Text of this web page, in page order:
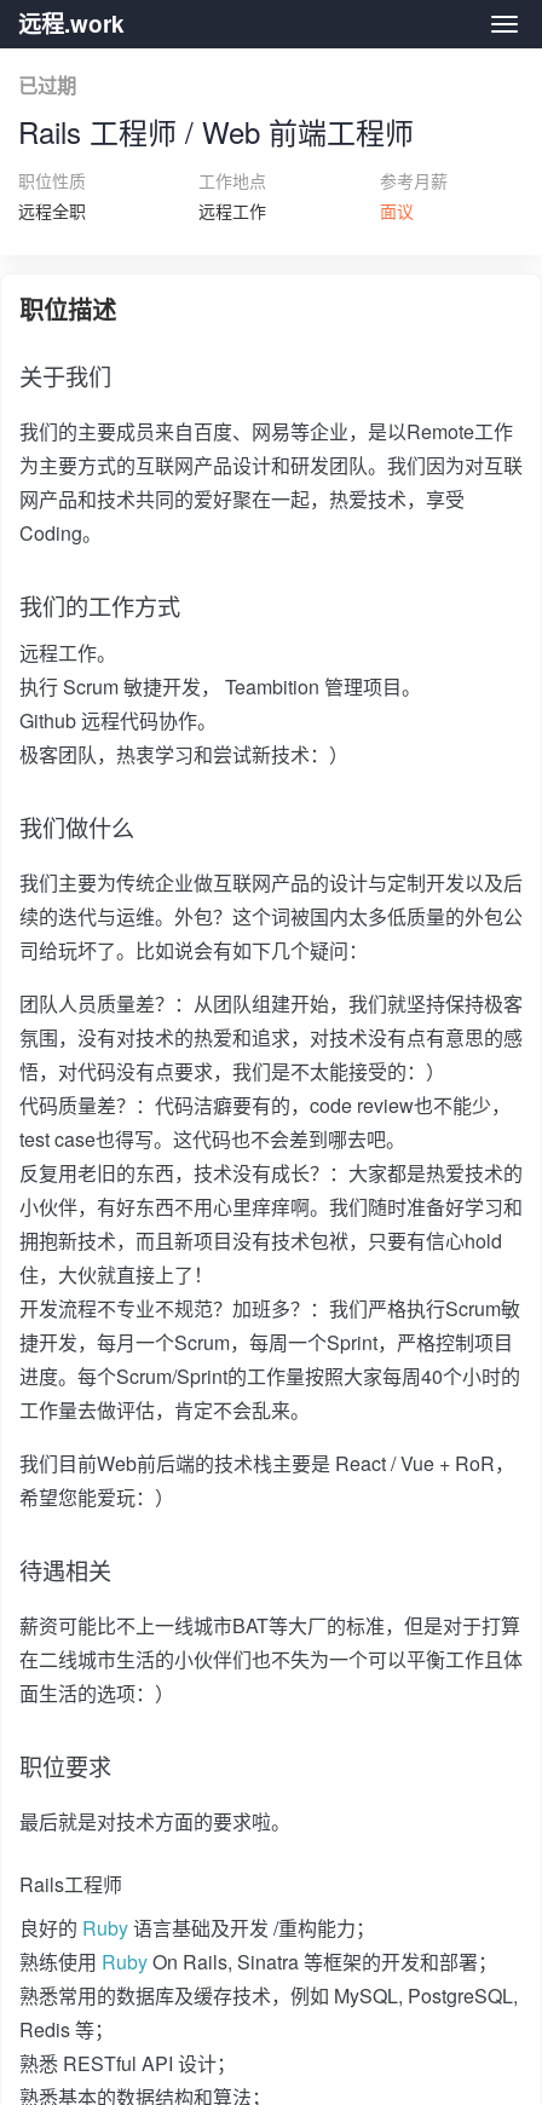
远
远程.work
已过期
Rails 工程师 / Web 前端工程师
职位性质
远程全职
工作地点
远程工作
参考月薪
面议
职位描述
关于我们
我们的主要成员来自百度、网易等企业，是以Remote工作
为主要方式的互联网产品设计和研发团队。我们因为对互联
网产品和技术共同的爱好聚在一起，热爱技术，享受
Coding。
我们的工作方式
远程工作。
执行 Scrum 敏捷开发， Teambition 管理项目。
Github 远程代码协作。
极客团队，热衷学习和尝试新技术：）
我们做什么
我们主要为传统企业做互联网产品的设计与定制开发以及后
续的迭代与运维。外包？这个词被国内太多低质量的外包公
司给玩坏了。比如说会有如下几个疑问：
团队人员质量差？：从团队组建开始，我们就坚持保持极客
氛围，没有对技术的热爱和追求，对技术没有点有意思的感
悟，对代码没有点要求，我们是不太能接受的：）
代码质量差？：代码洁癖要有的，code review也不能少，
test case也得写。这代码也不会差到哪去吧。
反复用老旧的东西，技术没有成长？：大家都是热爱技术的
小伙伴，有好东西不用心里痒痒啊。我们随时准备好学习和
拥抱新技术，而且新项目没有技术包袱，只要有信心hold
住，大伙就直接上了！
开发流程不专业不规范？加班多？：我们严格执行Scrum敏
捷开发，每月一个Scrum，每周一个Sprint，严格控制项目
进度。每个Scrum/Sprint的工作量按照大家每周40个小时的
工作量去做评估，肯定不会乱来。
我们目前Web前后端的技术栈主要是 React / Vue + RoR，
希望您能爱玩：）
待遇相关
薪资可能比不上一线城市BAT等大厂的标准，但是对于打算
在二线城市生活的小伙伴们也不失为一个可以平衡工作且体
面生活的选项：）
职位要求
最后就是对技术方面的要求啦。
Rails工程师
良好的 Ruby语言基础及开发 /重构能力；
熟练使用 RubyOn Rails, Sinatra 等框架的开发和部署；
熟悉常用的数据库及缓存技术，例如 MySQL, PostgreSQL,
Redis 等；
熟悉 RESTful API 设计；
熟悉基本的数据结构和算法；